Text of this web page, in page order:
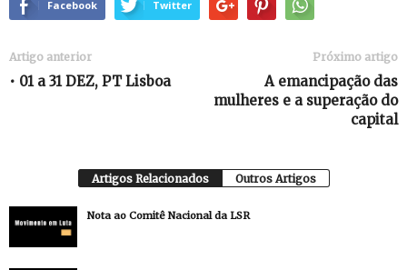
Facebook Twitter
Artigo anterior
• 01 a 31 DEZ, PT Lisboa
Próximo artigo
A emancipação das
mulheres e a superação do
capital
Artigos Relacionados Outros Artigos
Nota ao Comitê Nacional da LSR